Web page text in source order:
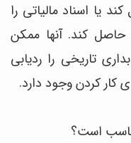
یا اسناد مالیاتی را
حاصل کند. آنها ممکن
تاریخی را ردیابی
کار کردن وجود دارد.
است؟